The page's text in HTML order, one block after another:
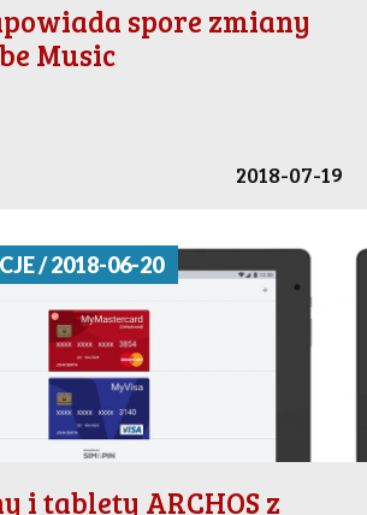
spore zmiany
Music
2018-07-19
/ 2018-06-20
i tablety ARCHOS z